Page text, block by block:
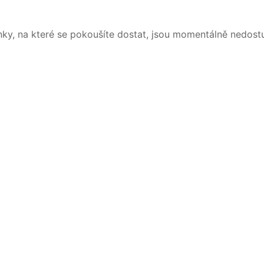
na které se pokoušíte dostat, jsou momentálně